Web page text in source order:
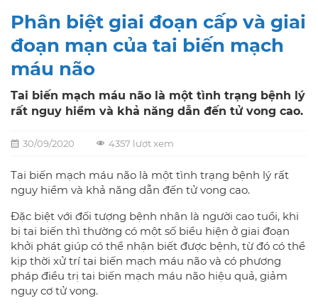
Phân biệt giai đoạn cấp và giai
đoạn mạn của tai biến mạch
máu não
Tai biến mạch máu não là một tình trạng bệnh lý
rất nguy hiểm và khả năng dẫn đến tử vong cao.
30/09/2020 4357 lượt xem
Tai biến mạch máu não là một tình trạng bệnh lý rất
nguy hiểm và khả năng dẫn đến tử vong cao.
Đặc biệt với đối tượng bệnh nhân là người cao tuổi, khi
bị tai biến thì thường có một số biểu hiện ở giai đoạn
khởi phát giúp có thể nhận biết được bệnh, từ đó có thể
kịp thời xử trí tai biến mạch máu não và có phương
pháp điều trị tai biến mạch máu não hiệu quả, giảm
nguy cơ tử vong.